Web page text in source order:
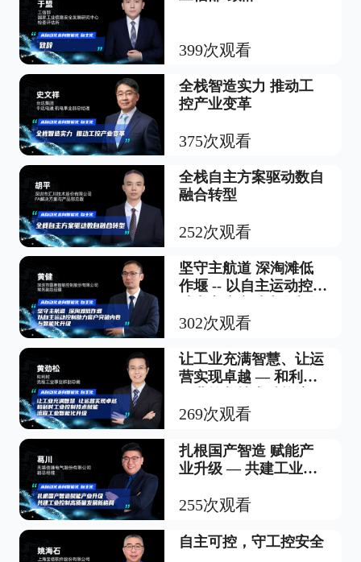
399次观看
全栈智造实力 推动工
控产业变革
375次观看
全栈自主方案驱动数自
融合转型
252次观看
坚守主航道 深淘滩低
作堰 -- 以自主运动控制
能化升级
302次观看
让工业充满智慧、让运
营实现卓越 — 和利时
工业智能化升级
269次观看
扎根国产智造 赋能产
业升级 — 共建工业控
255次观看
自主可控，守工控安全